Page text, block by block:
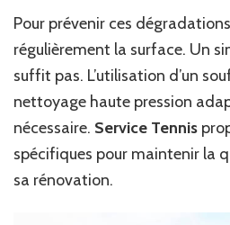
Pour prévenir ces
régulièrement la surface. Un
suffit pas. L’utilisation d’un
nettoyage haute pression
nécessaire. Service Tennis
spécifiques pour maintenir la
sa rénovation.